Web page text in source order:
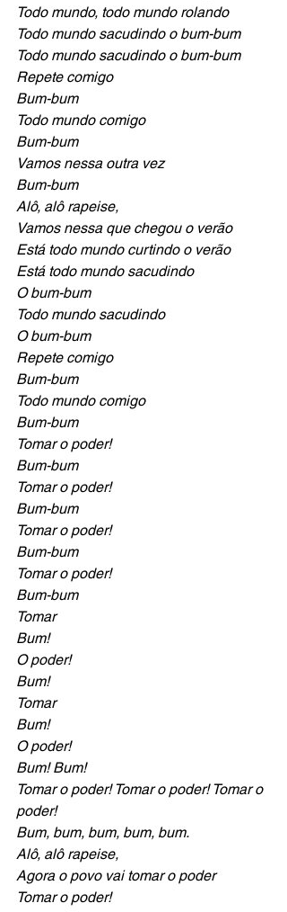
Todo mundo, todo mundo rolando
Todo mundo sacudindo o bum-bum
Todo mundo sacudindo o bum-bum
Repete comigo
Bum-bum
Todo mundo comigo
Bum-bum
Vamos nessa outra vez
Bum-bum
Alô, alô rapeise,
Vamos nessa que chegou o verão
Está todo mundo curtindo o verão
Está todo mundo sacudindo
O bum-bum
Todo mundo sacudindo
O bum-bum
Repete comigo
Bum-bum
Todo mundo comigo
Bum-bum
Tomar o poder!
Bum-bum
Tomar o poder!
Bum-bum
Tomar o poder!
Bum-bum
Tomar o poder!
Bum-bum
Tomar
Bum!
O poder!
Bum!
Tomar
Bum!
O poder!
Bum! Bum!
Tomar o poder! Tomar o poder! Tomar o
poder!
Bum, bum, bum, bum, bum.
Alô, alô rapeise,
Agora o povo vai tomar o poder
Tomar o poder!